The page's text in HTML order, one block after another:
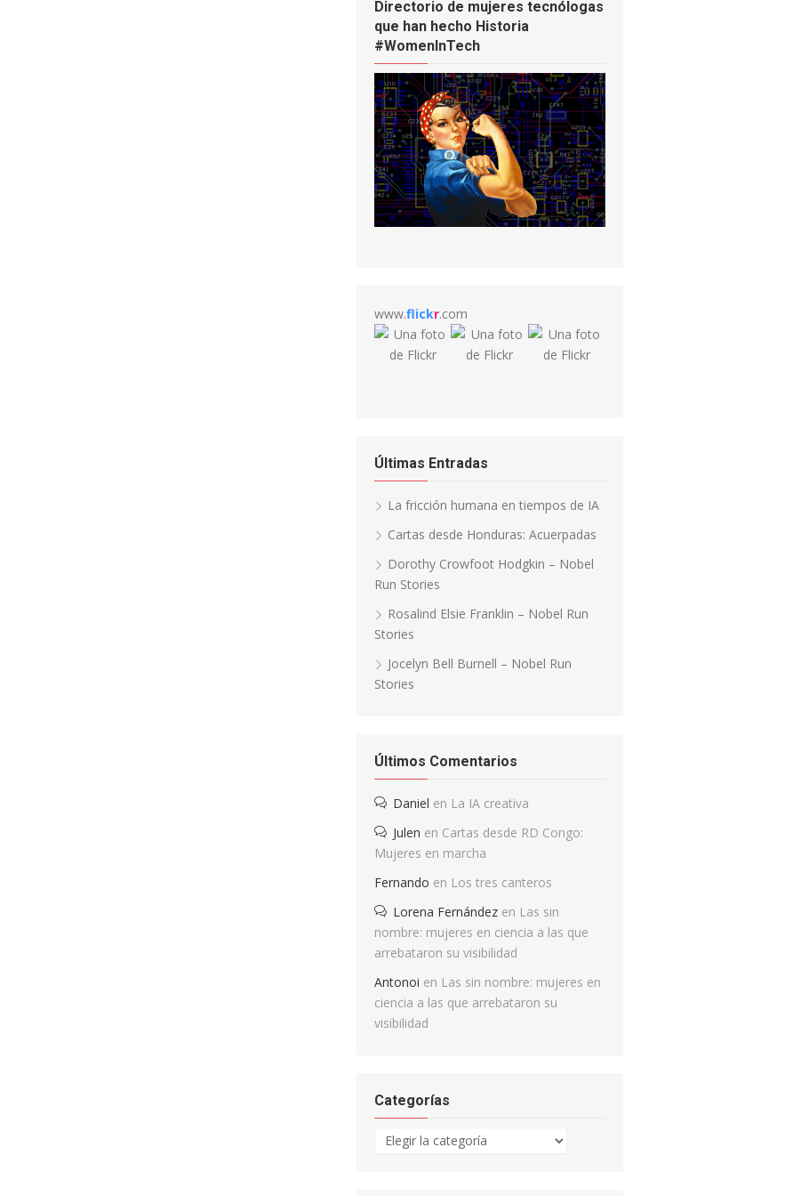
Directorio de mujeres tecnólogas
que han hecho Historia
#WomenInTech
www.flickr.com
Últimas Entradas
La fricción humana en tiempos de IA
Cartas desde Honduras: Acuerpadas
Dorothy Crowfoot Hodgkin – Nobel
Run Stories
Rosalind Elsie Franklin – Nobel Run
Stories
Jocelyn Bell Burnell – Nobel Run
Stories
Últimos Comentarios
Daniel en La IA creativa
Julen en Cartas desde RD Congo:
Mujeres en marcha
Fernando en Los tres canteros
Lorena Fernández en Las sin
nombre: mujeres en ciencia a las que
arrebataron su visibilidad
Antonoi en Las sin nombre: mujeres en
ciencia a las que arrebataron su
visibilidad
Categorías
Categorías